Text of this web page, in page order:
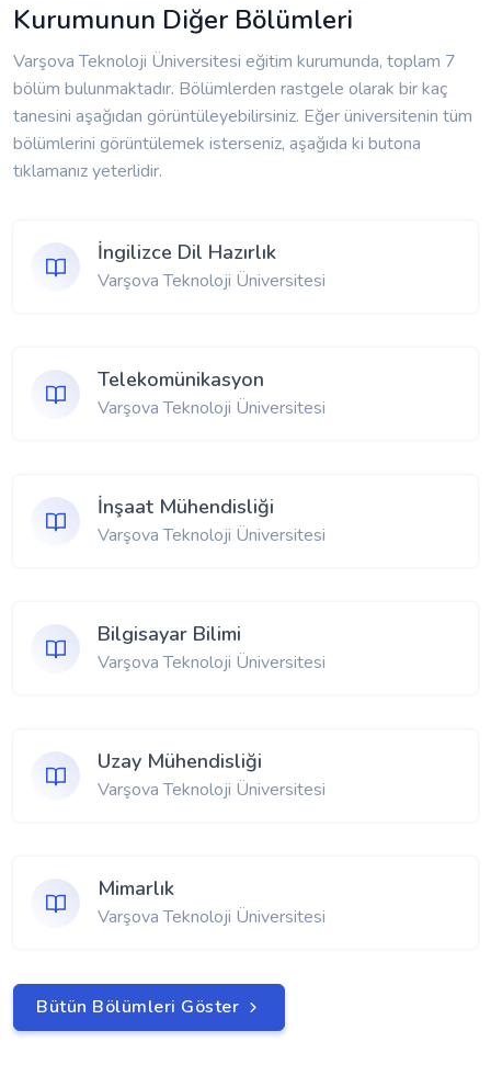
Kurumunun Diğer Bölümleri
Varşova Teknoloji Üniversitesi eğitim kurumunda, toplam 7
bölüm bulunmaktadır. Bölümlerden rastgele olarak bir kaç
tanesini aşağıdan görüntüleyebilirsiniz. Eğer üniversitenin tüm
bölümlerini görüntülemek isterseniz, aşağıda ki butona
tıklamanız yeterlidir.
İngilizce Dil Hazırlık
Varşova Teknoloji Üniversitesi
Telekomünikasyon
Varşova Teknoloji Üniversitesi
İnşaat Mühendisliği
Varşova Teknoloji Üniversitesi
Bilgisayar Bilimi
Varşova Teknoloji Üniversitesi
Uzay Mühendisliği
Varşova Teknoloji Üniversitesi
Mimarlık
Varşova Teknoloji Üniversitesi
Bütün Bölümleri Göster